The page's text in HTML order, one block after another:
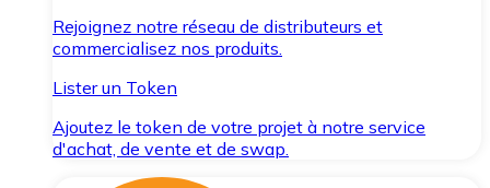
Rejoignez notre réseau de distributeurs et
commercialisez nos produits.
Lister un Token
Ajoutez le token de votre projet à notre service
d'achat, de vente et de swap.